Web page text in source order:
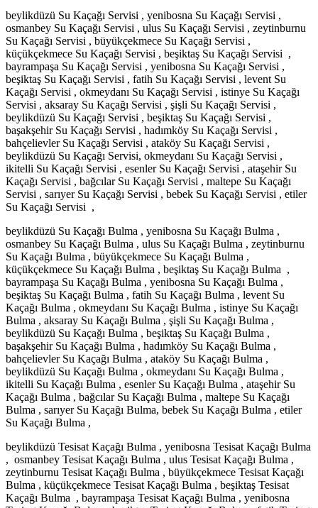
beylikdüzü Su Kaçağı Servisi , yenibosna Su Kaçağı Servisi ,
osmanbey Su Kaçağı Servisi , ulus Su Kaçağı Servisi , zeytinburnu
Su Kaçağı Servisi , büyükçekmece Su Kaçağı Servisi ,
küçükçekmece Su Kaçağı Servisi , beşiktaş Su Kaçağı Servisi ,
bayrampaşa Su Kaçağı Servisi , yenibosna Su Kaçağı Servisi ,
beşiktaş Su Kaçağı Servisi , fatih Su Kaçağı Servisi , levent Su
Kaçağı Servisi , okmeydanı Su Kaçağı Servisi , istinye Su Kaçağı
Servisi , aksaray Su Kaçağı Servisi , şişli Su Kaçağı Servisi ,
beylikdüzü Su Kaçağı Servisi , beşiktaş Su Kaçağı Servisi ,
başakşehir Su Kaçağı Servisi , hadımköy Su Kaçağı Servisi ,
bahçelievler Su Kaçağı Servisi , ataköy Su Kaçağı Servisi ,
beylikdüzü Su Kaçağı Servisi, okmeydanı Su Kaçağı Servisi ,
ikitelli Su Kaçağı Servisi , esenler Su Kaçağı Servisi , ataşehir Su
Kaçağı Servisi , bağcılar Su Kaçağı Servisi , maltepe Su Kaçağı
Servisi , sarıyer Su Kaçağı Servisi , bebek Su Kaçağı Servisi , etiler
Su Kaçağı Servisi ,
beylikdüzü Su Kaçağı Bulma , yenibosna Su Kaçağı Bulma ,
osmanbey Su Kaçağı Bulma , ulus Su Kaçağı Bulma , zeytinburnu
Su Kaçağı Bulma , büyükçekmece Su Kaçağı Bulma ,
küçükçekmece Su Kaçağı Bulma , beşiktaş Su Kaçağı Bulma ,
bayrampaşa Su Kaçağı Bulma , yenibosna Su Kaçağı Bulma ,
beşiktaş Su Kaçağı Bulma , fatih Su Kaçağı Bulma , levent Su
Kaçağı Bulma , okmeydanı Su Kaçağı Bulma , istinye Su Kaçağı
Bulma , aksaray Su Kaçağı Bulma , şişli Su Kaçağı Bulma ,
beylikdüzü Su Kaçağı Bulma , beşiktaş Su Kaçağı Bulma ,
başakşehir Su Kaçağı Bulma , hadımköy Su Kaçağı Bulma ,
bahçelievler Su Kaçağı Bulma , ataköy Su Kaçağı Bulma ,
beylikdüzü Su Kaçağı Bulma , okmeydanı Su Kaçağı Bulma ,
ikitelli Su Kaçağı Bulma , esenler Su Kaçağı Bulma , ataşehir Su
Kaçağı Bulma , bağcılar Su Kaçağı Bulma , maltepe Su Kaçağı
Bulma , sarıyer Su Kaçağı Bulma, bebek Su Kaçağı Bulma , etiler
Su Kaçağı Bulma ,
beylikdüzü Tesisat Kaçağı Bulma , yenibosna Tesisat Kaçağı Bulma
, osmanbey Tesisat Kaçağı Bulma , ulus Tesisat Kaçağı Bulma ,
zeytinburnu Tesisat Kaçağı Bulma , büyükçekmece Tesisat Kaçağı
Bulma , küçükçekmece Tesisat Kaçağı Bulma , beşiktaş Tesisat
Kaçağı Bulma , bayrampaşa Tesisat Kaçağı Bulma , yenibosna